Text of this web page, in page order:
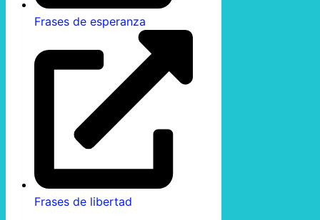
Frases de esperanza
Frases de libertad